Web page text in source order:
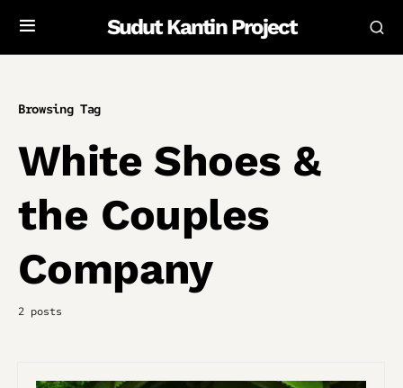
Sudut Kantin Project
Browsing Tag
White Shoes &
the Couples
Company
2 posts